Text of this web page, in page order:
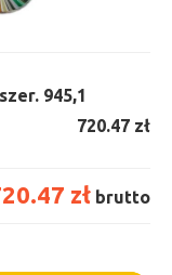
945,1
720.47 zł
zł brutto